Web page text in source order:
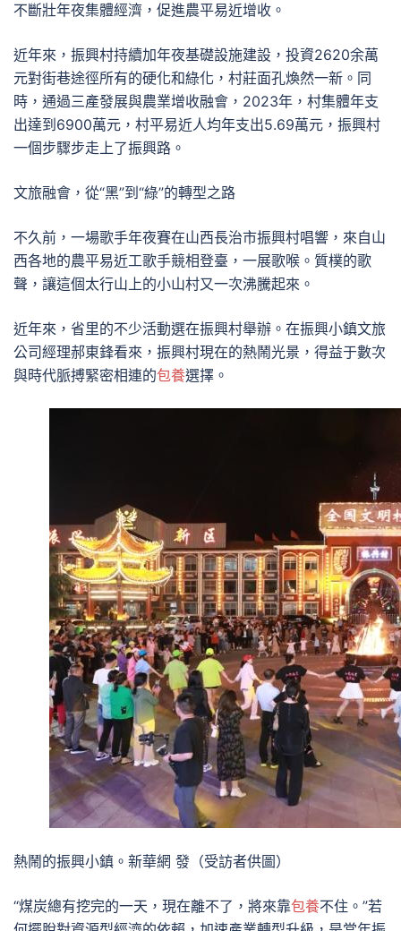
不斷壯年夜集體經濟，促進農平易近增收。
近年來，振興村持續加年夜基礎設施建設，投資2620余萬
元對街巷途徑所有的硬化和綠化，村莊面孔煥然一新。同
時，通過三產發展與農業增收融會，2023年，村集體年支
出達到6900萬元，村平易近人均年支出5.69萬元，振興村
一個步驟步走上了振興路。
文旅融會，從“黑”到“綠”的轉型之路
不久前，一場歌手年夜賽在山西長治市振興村唱響，來自山
西各地的農平易近工歌手競相登臺，一展歌喉。質樸的歌
聲，讓這個太行山上的小山村又一次沸騰起來。
近年來，省里的不少活動選在振興村舉辦。在振興小鎮文旅
公司經理郝東鋒看來，振興村現在的熱鬧光景，得益于數次
與時代脈搏緊密相連的包養選擇。
熱鬧的振興小鎮。新華網 發（受訪者供圖）
“煤炭總有挖完的一天，現在離不了，將來靠包養不住。”若